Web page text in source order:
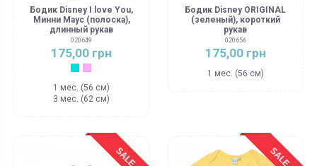
Бодик Disney I love You,
Минни Маус (полоска),
длинный рукав
020649
175,00 грн
МентолЧайная роза
1 мес. (56 см)
3 мес. (62 см)
Бодик Disney ORIGINAL
(зеленый), короткий
рукав
020656
175,00 грн
1 мес. (56 см)
SALE SALE